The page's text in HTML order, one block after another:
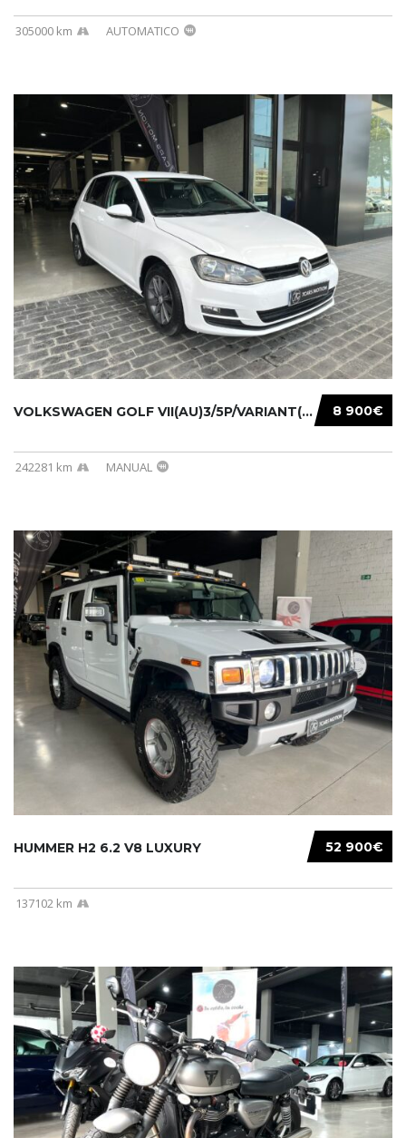
305000 km AUTOMATICO
8 900€
VOLKSWAGEN GOLF VII(AU)3/5P/VARIANT(12-16 20...
242281 km MANUAL
52 900€
HUMMER H2 6.2 V8 LUXURY
137102 km